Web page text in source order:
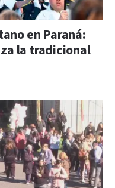
en Paraná:
la tradicional